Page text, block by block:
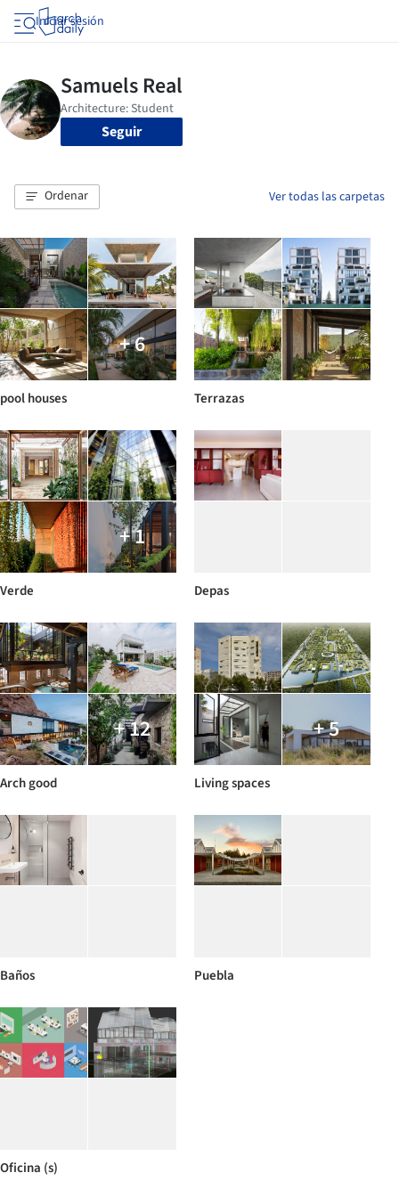
Iniciar sesión
Seguir
Ordenar Ver todas las carpetas
+ 6
pool houses Terrazas
+ 1
Verde Depas
+ 12
Arch good
+ 5
Living spaces
Baños Puebla
Oficina (s)